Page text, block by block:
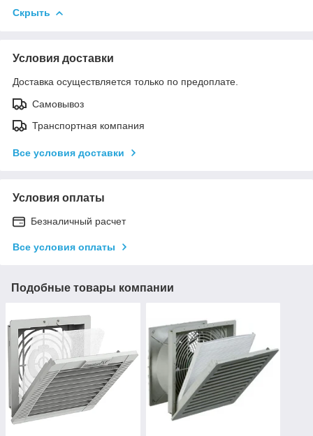
Скрыть
Условия доставки
Доставка осуществляется только по предоплате.
Самовывоз
Транспортная компания
Все условия доставки
Условия оплаты
Безналичный расчет
Все условия оплаты
Подобные товары компании